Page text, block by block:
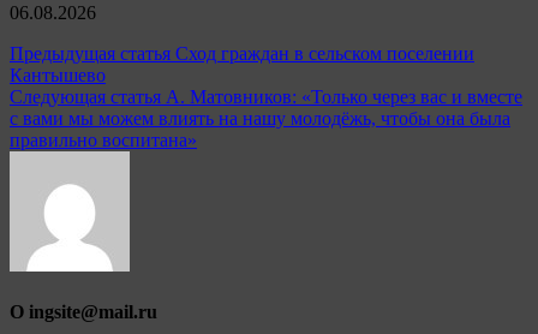
06.08.2026
Навигация
по
записям
Предыдущая статья Сход граждан в сельском поселении
Кантышево
Следующая статья А. Матовников: «Только через вас и вместе
с вами мы можем влиять на нашу молодёжь, чтобы она была
правильно воспитана»
О ingsite@mail.ru